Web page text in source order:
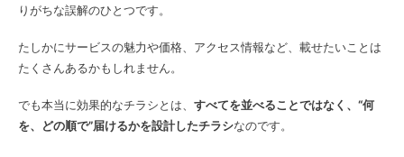
りがちな誤解のひとつです。
たしかにサービスの魅力や価格、アクセス情報など、載せたいことは
たくさんあるかもしれません。
でも本当に効果的なチラシとは、 すべてを並べることではなく、“何
を、どの順で”届けるかを設計したチラシなのです。